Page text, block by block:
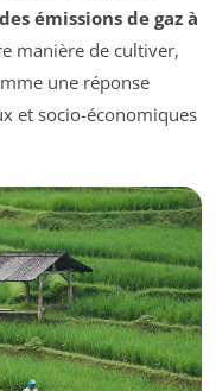
émissions de gaz à
manière de cultiver,
une réponse
et socio-économiques